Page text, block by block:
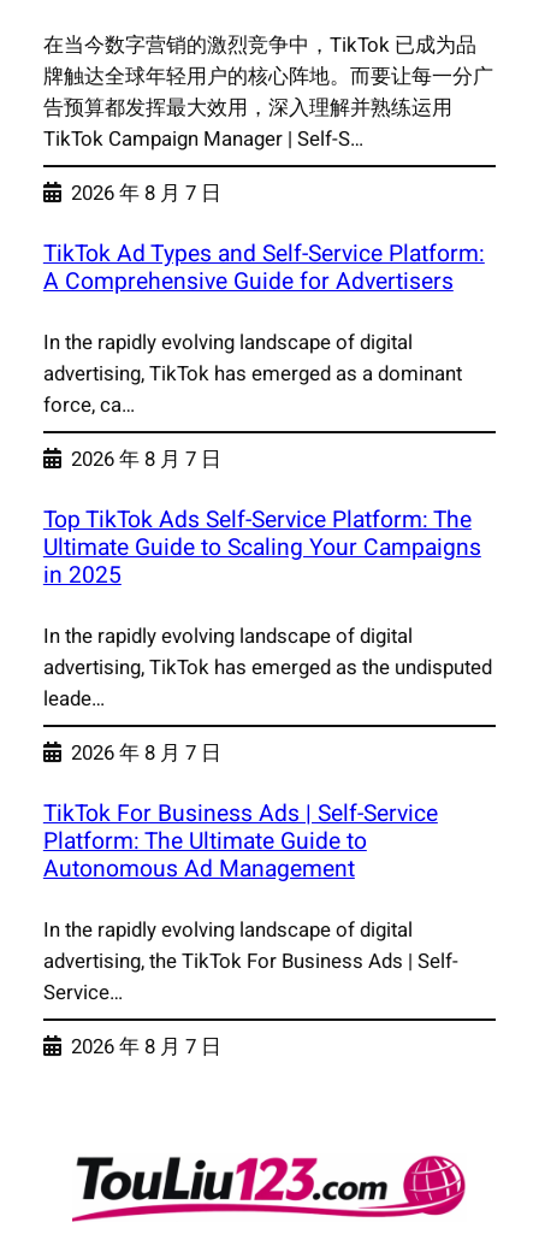
在当今数字营销的激烈竞争中，TikTok 已成为品
牌触达全球年轻用户的核心阵地。而要让每一分广
告预算都发挥最大效用，深入理解并熟练运用
TikTok Campaign Manager | Self-S…
2026 年 8 月 7 日
TikTok Ad Types and Self-Service Platform:
A Comprehensive Guide for Advertisers
In the rapidly evolving landscape of digital
advertising, TikTok has emerged as a dominant
force, ca…
2026 年 8 月 7 日
Top TikTok Ads Self-Service Platform: The
Ultimate Guide to Scaling Your Campaigns
in 2025
In the rapidly evolving landscape of digital
advertising, TikTok has emerged as the undisputed
leade…
2026 年 8 月 7 日
TikTok For Business Ads | Self-Service
Platform: The Ultimate Guide to
Autonomous Ad Management
In the rapidly evolving landscape of digital
advertising, the TikTok For Business Ads | Self-
Service…
2026 年 8 月 7 日